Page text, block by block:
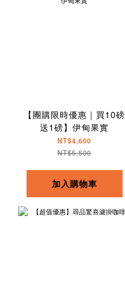
【團購限時優惠｜買10磅
送1磅】伊甸果實
NT$4,600
NT$5,500
加入購物車